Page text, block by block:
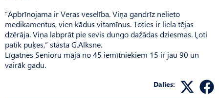
“Apbrīnojama ir Veras veselība. Viņa gandrīz nelieto
medikamentus, vien kādus vitamīnus. Toties ir liela tējas
dzērāja. Viņa labprāt pie sevis dungo dažādas dziesmas. Ļoti
patīk puķes,” stāsta G.Alksne.
Līgatnes Senioru mājā no 45 iemītniekiem 15 ir jau 90 un
vairāk gadu.
Dalies: